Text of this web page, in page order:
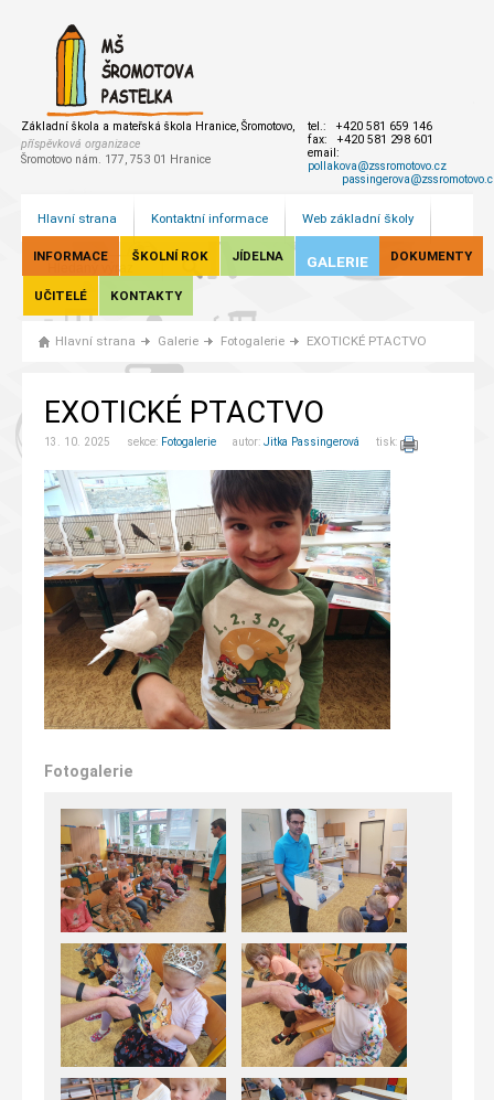
Základní škola a mateřská škola Hranice, Šromotovo,
příspěvková organizace
Šromotovo nám. 177, 753 01 Hranice
tel.: +420 581 659 146
fax: +420 581 298 601
email:
pollakova@zssromotovo.cz
Hlavní strana Kontaktní informace Web základní školy
INFORMACE ŠKOLNÍ ROK JÍDELNA GALERIE DOKUMENTY
UČITELÉ KONTAKTY
Hlavní strana Galerie Fotogalerie EXOTICKÉ PTACTVO
EXOTICKÉ PTACTVO
13. 10. 2025 sekce: Fotogalerie autor: Jitka Passingerová tisk:
Fotogalerie